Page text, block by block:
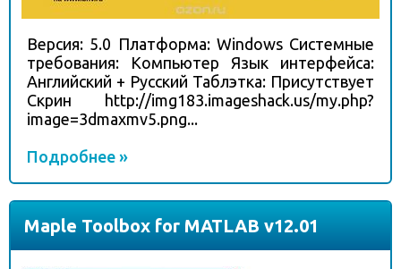
Версия: 5.0 Платформа: Windows Системные
требования: Компьютер Язык интерфейса:
Английский + Русский Таблэтка: Присутствует
Скрин http://img183.imageshack.us/my.php?
image=3dmaxmv5.png...
Подробнее »
Maple Toolbox for MATLAB v12.01